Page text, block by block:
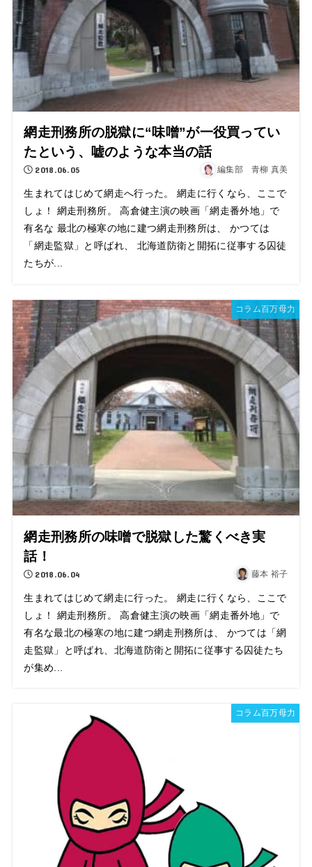
網走刑務所の脱獄に“味噌”が一役買ってい
たという、嘘のような本当の話
2018.06.05 編集部 青柳 真美
生まれてはじめて網走へ行った。 網走に行くなら、ここで
しょ！ 網走刑務所。 高倉健主演の映画「網走番外地」で
有名な 最北の極寒の地に建つ網走刑務所は、 かつては
「網走監獄」と呼ばれ、 北海道防衛と開拓に従事する囚徒
たちが...
コラム百万母力
網走刑務所の味噌で脱獄した驚くべき実
話！
2018.06.04 藤本 裕子
生まれてはじめて網走に行った。 網走に行くなら、ここで
しょ！ 網走刑務所。 高倉健主演の映画「網走番外地」で
有名な最北の極寒の地に建つ網走刑務所は、 かつては「網
走監獄」と呼ばれ、北海道防衛と開拓に従事する囚徒たち
が集め...
コラム百万母力